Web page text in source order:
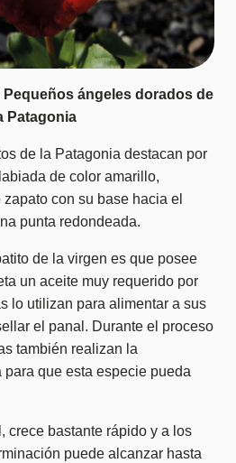
ángeles dorados de
Patagonia
de la Patagonia destacan por
de color amarillo,
con su base hacia el
punta redondeada.
de la virgen es que posee
un aceite muy requerido por
lo utilizan para alimentar a sus
el panal. Durante el proceso
también realizan la
que esta especie pueda
crece bastante rápido y a los
puede alcanzar hasta